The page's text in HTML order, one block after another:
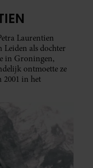
Laurentien
als dochter
in Groningen,
ontmoette ze
in het